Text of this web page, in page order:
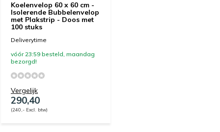
Koelenvelop 60 x 60 cm -
Isolerende Bubbelenvelop
met Plakstrip - Doos met
100 stuks
Deliverytime
vóór 23:59 besteld, maandag
bezorgd!
Vergelijk
290,40
(240,- Excl. btw)